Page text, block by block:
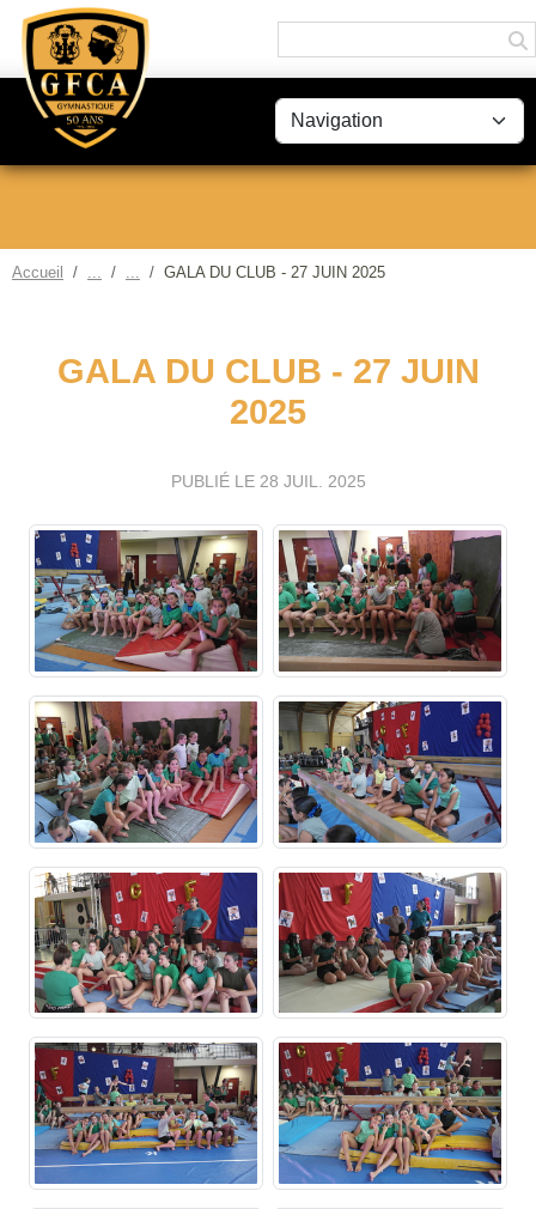
Accueil GALA DU CLUB - 27 JUIN 2025
GALA DU CLUB - 27 JUIN
2025
PUBLIÉ LE 28 JUIL. 2025
Panneau de gestion des cookies